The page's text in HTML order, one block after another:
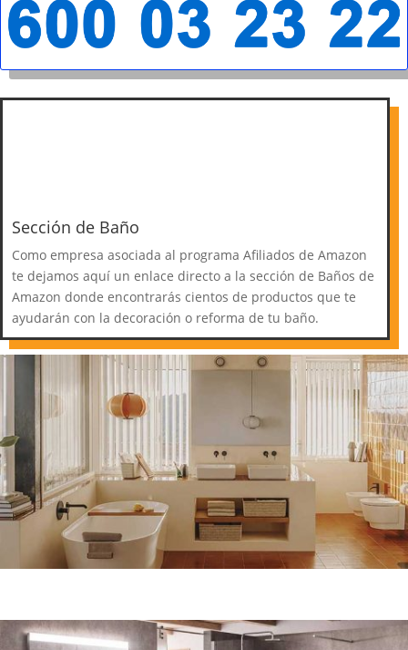
Sección de Baño
Como empresa asociada al programa Afiliados de Amazon
te dejamos aquí un enlace directo a la sección de Baños de
Amazon donde encontrarás cientos de productos que te
ayudarán con la decoración o reforma de tu baño.